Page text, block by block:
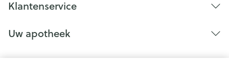
Klantenservice
Uw apotheek